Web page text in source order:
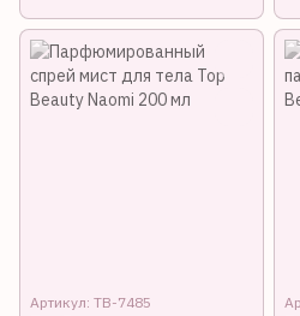
Артикул: TB-7485